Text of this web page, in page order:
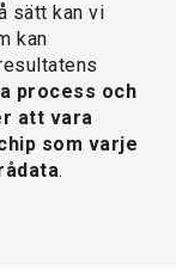
sätt kan vi
kan
process och
att vara
som varje
.